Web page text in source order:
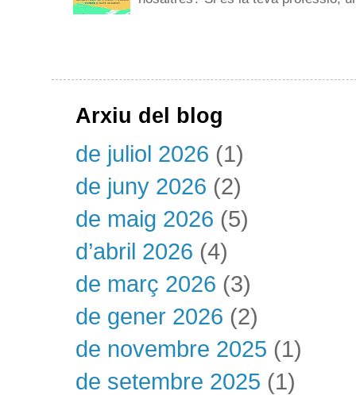
Arxiu del blog
de juliol 2026 (1)
de juny 2026 (2)
de maig 2026 (5)
d’abril 2026 (4)
de març 2026 (3)
de gener 2026 (2)
de novembre 2025 (1)
de setembre 2025 (1)